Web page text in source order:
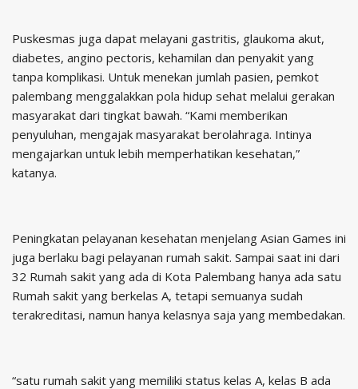
Puskesmas juga dapat melayani gastritis, glaukoma akut,
diabetes, angino pectoris, kehamilan dan penyakit yang
tanpa komplikasi. Untuk menekan jumlah pasien, pemkot
palembang menggalakkan pola hidup sehat melalui gerakan
masyarakat dari tingkat bawah. “Kami memberikan
penyuluhan, mengajak masyarakat berolahraga. Intinya
mengajarkan untuk lebih memperhatikan kesehatan,”
katanya.
Peningkatan pelayanan kesehatan menjelang Asian Games ini
juga berlaku bagi pelayanan rumah sakit. Sampai saat ini dari
32 Rumah sakit yang ada di Kota Palembang hanya ada satu
Rumah sakit yang berkelas A, tetapi semuanya sudah
terakreditasi, namun hanya kelasnya saja yang membedakan.
“satu rumah sakit yang memiliki status kelas A, kelas B ada